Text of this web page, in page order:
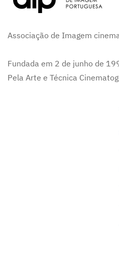
Associação de Imagem
Fundada em 2 de junho de
Pela Arte e Técnica